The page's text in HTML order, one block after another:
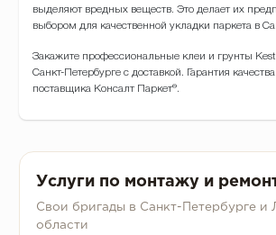
выделяют вредных веществ. Это делает их
выбором для качественной укладки паркета в
Закажите профессиональные клеи и грунты
Санкт-Петербурге с доставкой. Гарантия
поставщика Консалт Паркет®.
Услуги по монтажу и
Свои бригады в Санкт-Петербурге и
области